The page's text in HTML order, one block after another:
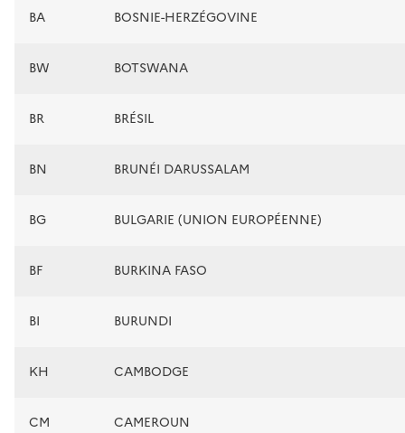
BA BOSNIE-HERZÉGOVINE
BW BOTSWANA
BR BRÉSIL
BN BRUNÉI DARUSSALAM
BG BULGARIE (UNION EUROPÉENNE)
BF BURKINA FASO
BI BURUNDI
KH CAMBODGE
CM CAMEROUN